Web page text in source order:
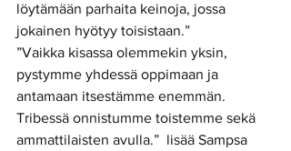
löytämään parhaita keinoja, jossa
jokainen hyötyy toisistaan.”
”Vaikka kisassa olemmekin yksin,
pystymme yhdessä oppimaan ja
antamaan itsestämme enemmän.
Tribessä onnistumme toistemme sekä
ammattilaisten avulla.”  lisää Sampsa